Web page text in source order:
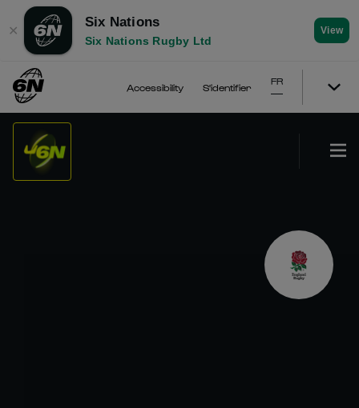
✕
Six Nations
Six Nations Rugby Ltd
View
Accessibility S'identifier
FR